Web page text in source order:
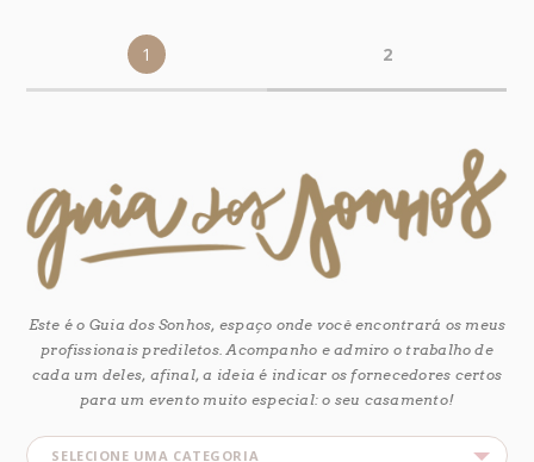
1 2
Este é o Guia dos Sonhos, espaço onde você encontrará os meus
profissionais prediletos. Acompanho e admiro o trabalho de
cada um deles, afinal, a ideia é indicar os fornecedores certos
para um evento muito especial: o seu casamento!